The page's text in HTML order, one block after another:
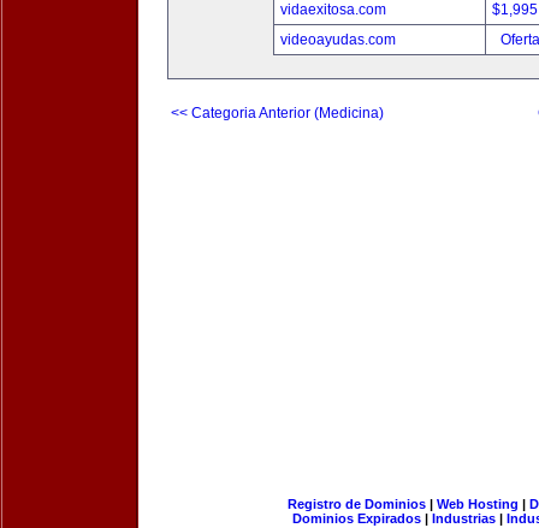
vidaexitosa.com
videoayudas.com
<< Categoria Anterior (Medicina)
Registro de Dominios| Web Hosting |
Dominios Expirados | Industrias |